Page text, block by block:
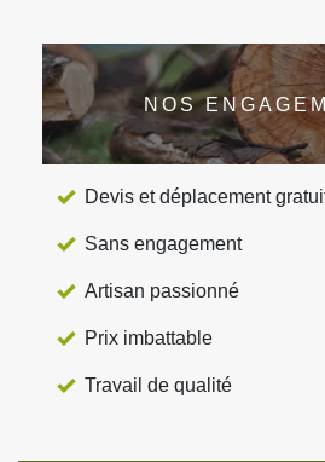
NOS
Devis et déplacement
Sans engagement
Artisan passionné
Prix imbattable
Travail de qualité